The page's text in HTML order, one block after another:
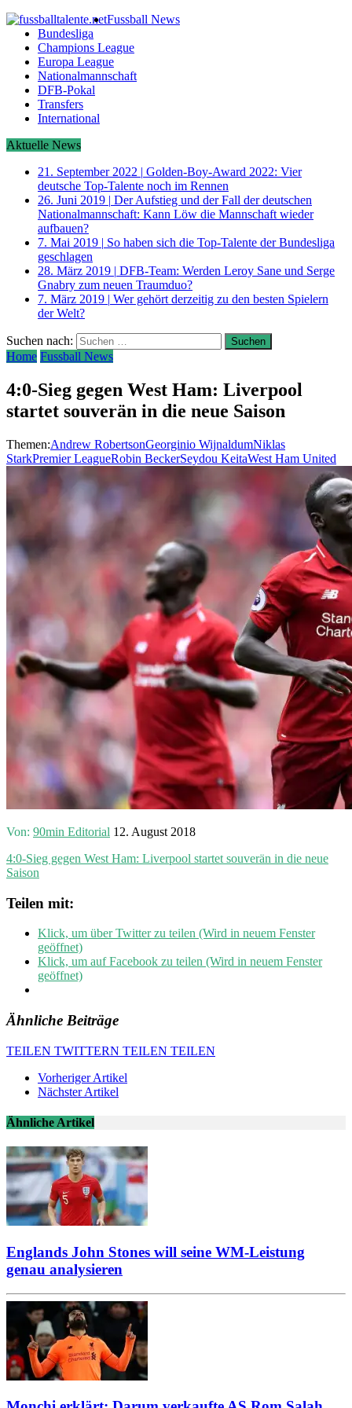
Fussball News
Bundesliga
Champions League
Europa League
Nationalmannschaft
DFB-Pokal
Transfers
International
Aktuelle News
21. September 2022 | Golden-Boy-Award 2022: Vier
deutsche Top-Talente noch im Rennen
26. Juni 2019 | Der Aufstieg und der Fall der deutschen
Nationalmannschaft: Kann Löw die Mannschaft wieder
aufbauen?
7. Mai 2019 | So haben sich die Top-Talente der Bundesliga
geschlagen
28. März 2019 | DFB-Team: Werden Leroy Sane und Serge
Gnabry zum neuen Traumduo?
7. März 2019 | Wer gehört derzeitig zu den besten Spielern
der Welt?
Suchen nach:
Home Fussball News
4:0-Sieg gegen West Ham: Liverpool
startet souverän in die neue Saison
Themen:Andrew RobertsonGeorginio WijnaldumNiklas
StarkPremier LeagueRobin BeckerSeydou KeitaWest Ham United
Von: 90min Editorial 12. August 2018
4:0-Sieg gegen West Ham: Liverpool startet souverän in die neue
Saison
Teilen mit:
Klick, um über Twitter zu teilen (Wird in neuem Fenster
geöffnet)
Klick, um auf Facebook zu teilen (Wird in neuem Fenster
geöffnet)
Ähnliche Beiträge
TEILEN TWITTERN TEILEN TEILEN
Vorheriger Artikel
Nächster Artikel
Ähnliche Artikel
Englands John Stones will seine WM-Leistung
genau analysieren